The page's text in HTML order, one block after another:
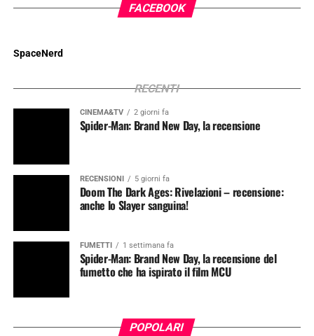
FACEBOOK
SpaceNerd
RECENTI
CINEMA&TV 2 giorni fa
Spider-Man: Brand New Day, la recensione
RECENSIONI 5 giorni fa
Doom The Dark Ages: Rivelazioni – recensione:
anche lo Slayer sanguina!
FUMETTI 1 settimana fa
Spider-Man: Brand New Day, la recensione del
fumetto che ha ispirato il film MCU
POPOLARI